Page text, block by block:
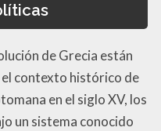
de Grecia están
contexto histórico de
en el siglo XV, los
un sistema conocido